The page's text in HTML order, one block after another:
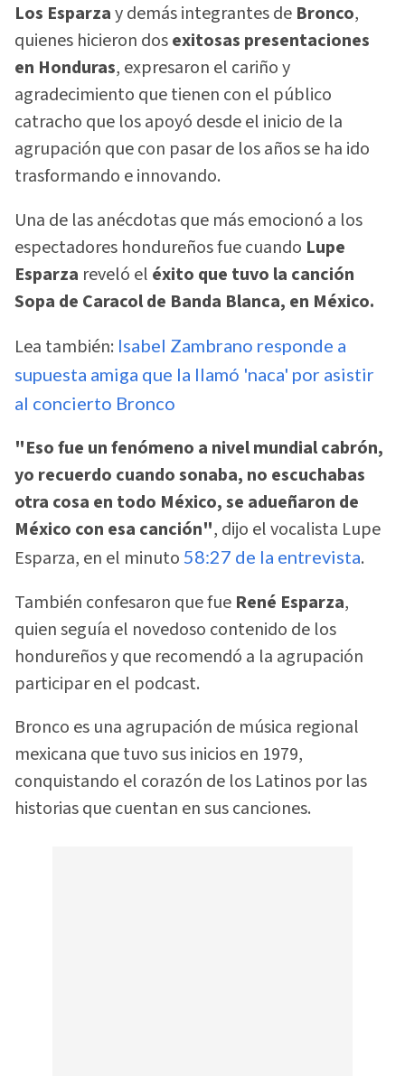
Los Esparzay demás integrantes de Bronco,
quienes hicieron dosexitosas presentaciones
en Honduras, expresaron el cariño y
agradecimiento que tienen con el público
catracho que los apoyó desde el inicio de la
agrupación que con pasar de los años se ha ido
trasformando e innovando.
Una de las anécdotas que más emocionó a los
espectadores hondureños fue cuando Lupe
Esparza reveló el éxito que tuvo la canción
Sopa de Caracol de Banda Blanca, en México.
Lea también: Isabel Zambrano responde a
supuesta amiga que la llamó 'naca' por asistir
al concierto Bronco
"Eso fue un fenómeno a nivel mundial cabrón,
yo recuerdo cuando sonaba, no escuchabas
otra cosa en todo México, se adueñaron de
México con esa canción", dijo el vocalista Lupe
Esparza, en el minuto 58:27 de la entrevista.
También confesaron que fue René Esparza,
quien seguía el novedoso contenido de los
hondureños y que recomendó a la agrupación
participar en el podcast.
Bronco es una agrupación de música regional
mexicana que tuvo sus inicios en 1979,
conquistando el corazón de los Latinos por las
historias que cuentan en sus canciones.